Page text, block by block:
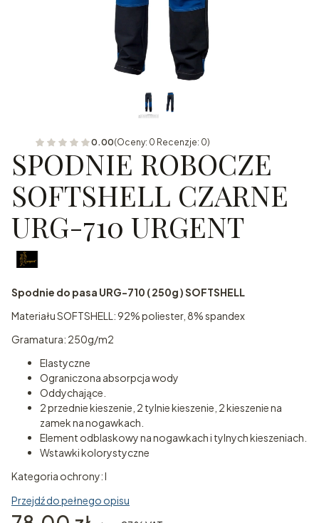
0.00(Oceny: 0 Recenzje: 0)
SPODNIE ROBOCZE
SOFTSHELL CZARNE
URG-710 URGENT
Spodnie do pasa URG-710 ( 250g ) SOFTSHELL
Materiału SOFTSHELL: 92% poliester, 8% spandex
Gramatura: 250g/m2
Elastyczne
Ograniczona absorpcja wody
Oddychające.
2 przednie kieszenie, 2 tylnie kieszenie, 2 kieszenie na
zamek na nogawkach.
Element odblaskowy na nogawkach i tylnych kieszeniach.
Wstawki kolorystyczne
Kategoria ochrony: I
Przejdź do pełnego opisu